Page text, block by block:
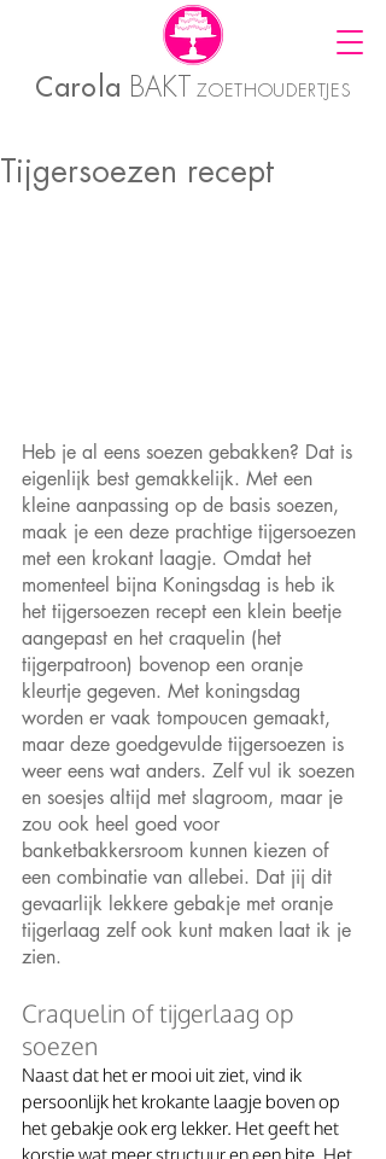
Carola BAKT ZOETHOUDERTJES
Tijgersoezen recept
Heb je al eens soezen gebakken? Dat is
eigenlijk best gemakkelijk. Met een
kleine aanpassing op de basis soezen,
maak je een deze prachtige tijgersoezen
met een krokant laagje. Omdat het
momenteel bijna Koningsdag is heb ik
het tijgersoezen recept een klein beetje
aangepast en het craquelin (het
tijgerpatroon) bovenop een oranje
kleurtje gegeven. Met koningsdag
worden er vaak tompoucen gemaakt,
maar deze goedgevulde tijgersoezen is
weer eens wat anders. Zelf vul ik soezen
en soesjes altijd met slagroom, maar je
zou ook heel goed voor
banketbakkersroom kunnen kiezen of
een combinatie van allebei. Dat jij dit
gevaarlijk lekkere gebakje met oranje
tijgerlaag zelf ook kunt maken laat ik je
zien.
Craquelin of tijgerlaag op
soezen
Naast dat het er mooi uit ziet, vind ik
persoonlijk het krokante laagje boven op
het gebakje ook erg lekker. Het geeft het